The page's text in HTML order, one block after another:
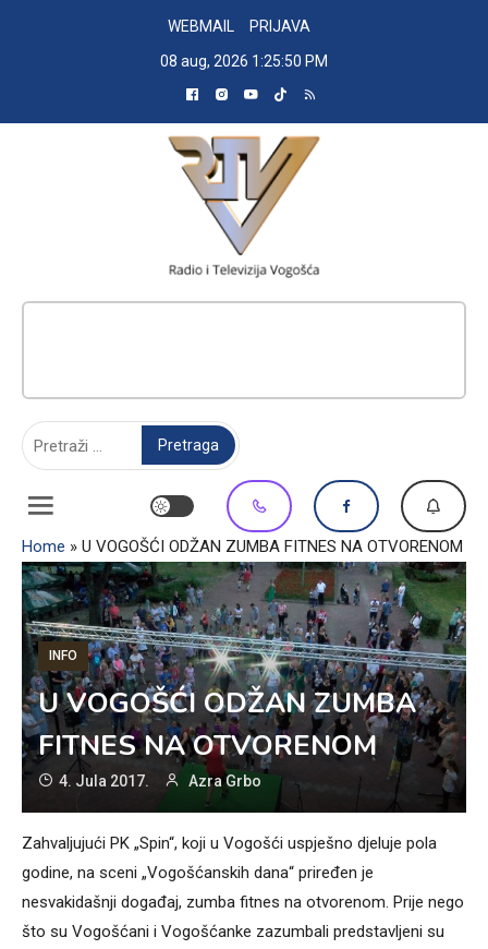
WEBMAIL
PRIJAVA
08 aug, 2026 1:25:51 PM
Home » U VOGOŠĆI ODŽAN ZUMBA FITNES NA OTVORENOM
INFO
U VOGOŠĆI ODŽAN ZUMBA
FITNES NA OTVORENOM
4. Jula 2017. Azra Grbo
Zahvaljujući PK „Spin“, koji u Vogošći uspješno djeluje pola
godine, na sceni „Vogošćanskih dana“ priređen je
nesvakidašnji događaj, zumba fitnes na otvorenom. Prije nego
što su Vogošćani i Vogošćanke zazumbali predstavljeni su